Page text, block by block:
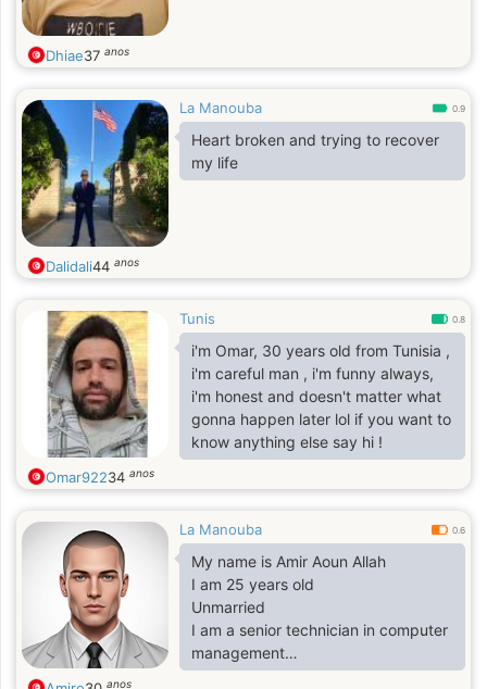
Dhiae37 anos
La Manouba 0.9
Heart broken and trying to recover
my life
Dalidali44 anos
Tunis 0.8
i'm Omar, 30 years old from Tunisia ,
i'm careful man , i'm funny always,
i'm honest and doesn't matter what
gonna happen later lol if you want to
know anything else say hi !
Omar92234 anos
La Manouba 0.6
My name is Amir Aoun Allah
I am 25 years old
Unmarried
I am a senior technician in computer
management
fun and generous
anos